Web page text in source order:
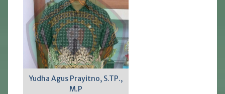
Yudha Agus Prayitno, S.TP.,
M.P